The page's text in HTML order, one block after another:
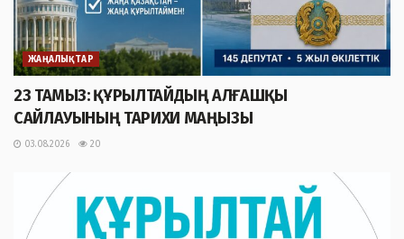
ЖАҢАЛЫҚТАР
23 ТАМЫЗ: ҚҰРЫЛТАЙДЫҢ АЛҒАШҚЫ
САЙЛАУЫНЫҢ ТАРИХИ МАҢЫЗЫ
03.08.2026 20